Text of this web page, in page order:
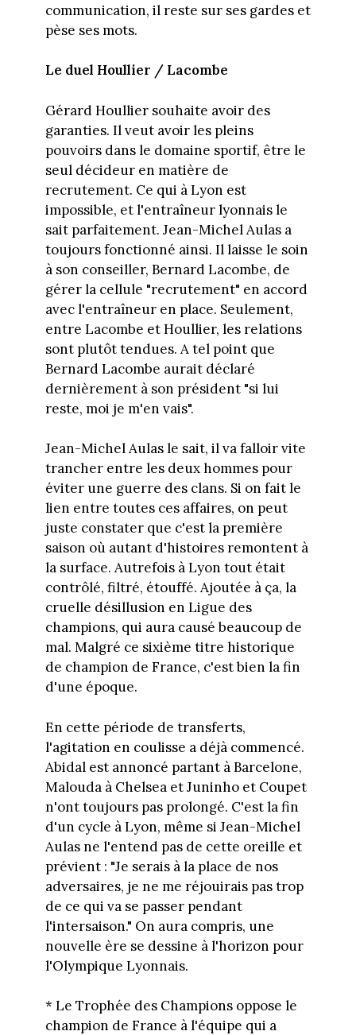
communication, il reste sur ses gardes et
pèse ses mots.
Le duel Houllier / Lacombe
Gérard Houllier souhaite avoir des
garanties. Il veut avoir les pleins
pouvoirs dans le domaine sportif, être le
seul décideur en matière de
recrutement. Ce qui à Lyon est
impossible, et l'entraîneur lyonnais le
sait parfaitement. Jean-Michel Aulas a
toujours fonctionné ainsi. Il laisse le soin
à son conseiller, Bernard Lacombe, de
gérer la cellule "recrutement" en accord
avec l'entraîneur en place. Seulement,
entre Lacombe et Houllier, les relations
sont plutôt tendues. A tel point que
Bernard Lacombe aurait déclaré
dernièrement à son président "si lui
reste, moi je m'en vais".
Jean-Michel Aulas le sait, il va falloir vite
trancher entre les deux hommes pour
éviter une guerre des clans. Si on fait le
lien entre toutes ces affaires, on peut
juste constater que c'est la première
saison où autant d'histoires remontent à
la surface. Autrefois à Lyon tout était
contrôlé, filtré, étouffé. Ajoutée à ça, la
cruelle désillusion en Ligue des
champions, qui aura causé beaucoup de
mal. Malgré ce sixième titre historique
de champion de France, c'est bien la fin
d'une époque.
En cette période de transferts,
l'agitation en coulisse a déjà commencé.
Abidal est annoncé partant à Barcelone,
Malouda à Chelsea et Juninho et Coupet
n'ont toujours pas prolongé. C'est la fin
d'un cycle à Lyon, même si Jean-Michel
Aulas ne l'entend pas de cette oreille et
prévient : "Je serais à la place de nos
adversaires, je ne me réjouirais pas trop
de ce qui va se passer pendant
l'intersaison." On aura compris, une
nouvelle ère se dessine à l'horizon pour
l'Olympique Lyonnais.
* Le Trophée des Champions oppose le
champion de France à l'équipe qui a